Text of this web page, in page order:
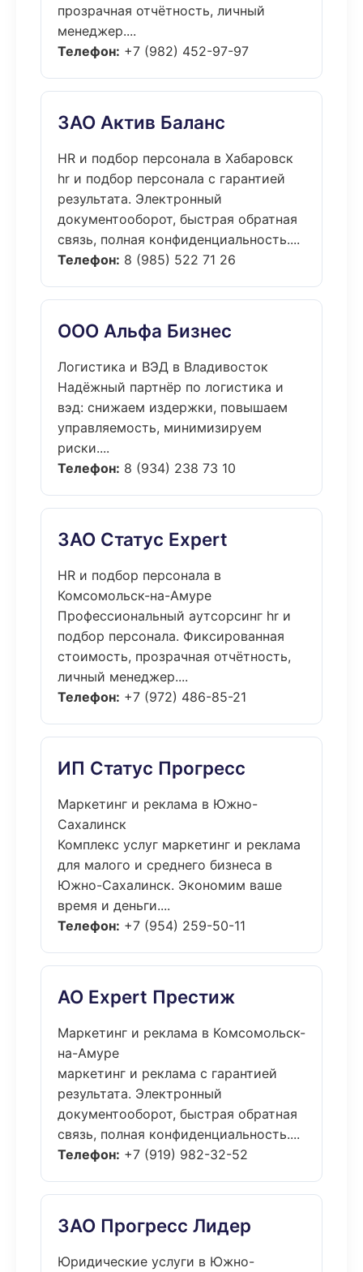
прозрачная отчётность, личный
менеджер....
Телефон: +7 (982) 452-97-97
ЗАО Актив Баланс
HR и подбор персонала в Хабаровск
hr и подбор персонала с гарантией
результата. Электронный
документооборот, быстрая обратная
связь, полная конфиденциальность....
Телефон: 8 (985) 522 71 26
ООО Альфа Бизнес
Логистика и ВЭД в Владивосток
Надёжный партнёр по логистика и
вэд: снижаем издержки, повышаем
управляемость, минимизируем
риски....
Телефон: 8 (934) 238 73 10
ЗАО Статус Expert
HR и подбор персонала в
Комсомольск-на-Амуре
Профессиональный аутсорсинг hr и
подбор персонала. Фиксированная
стоимость, прозрачная отчётность,
личный менеджер....
Телефон: +7 (972) 486-85-21
ИП Статус Прогресс
Маркетинг и реклама в Южно-
Сахалинск
Комплекс услуг маркетинг и реклама
для малого и среднего бизнеса в
Южно-Сахалинск. Экономим ваше
время и деньги....
Телефон: +7 (954) 259-50-11
АО Expert Престиж
Маркетинг и реклама в Комсомольск-
на-Амуре
маркетинг и реклама с гарантией
результата. Электронный
документооборот, быстрая обратная
связь, полная конфиденциальность....
Телефон: +7 (919) 982-32-52
ЗАО Прогресс Лидер
Юридические услуги в Южно-